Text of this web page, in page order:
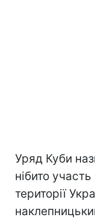
Уряд Куби
нібито
території